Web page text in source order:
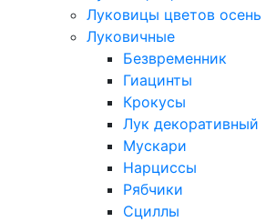
Луковицы цветов осень
Луковичные
Безвременник
Гиацинты
Крокусы
Лук декоративный
Мускари
Нарциссы
Рябчики
Сциллы